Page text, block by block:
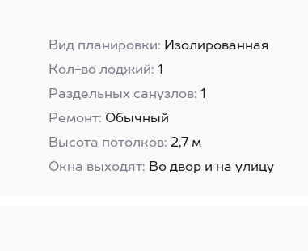
Вид планировки: Изолированная
Кол-во лоджий: 1
Раздельных санузлов: 1
Ремонт: Обычный
Высота потолков: 2,7 м
Окна выходят: Во двор и на улицу